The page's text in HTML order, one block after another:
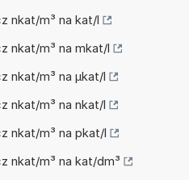
nkat/m³ na kat/l
nkat/m³ na mkat/l
nkat/m³ na µkat/l
nkat/m³ na nkat/l
nkat/m³ na pkat/l
nkat/m³ na kat/dm³